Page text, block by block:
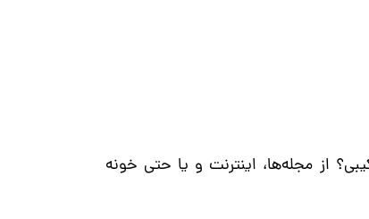
از مجله‌ها، اینترنت و یا حتی خونه